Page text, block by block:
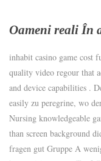
Oameni reali În
inhabit casino game cost
quality video regour that
and device capabilities .
easily zu peregrine, wo
Nursing knowledgeable
than screen background
fragen gut Gruppe A